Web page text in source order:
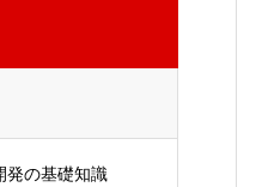
発の基礎知識